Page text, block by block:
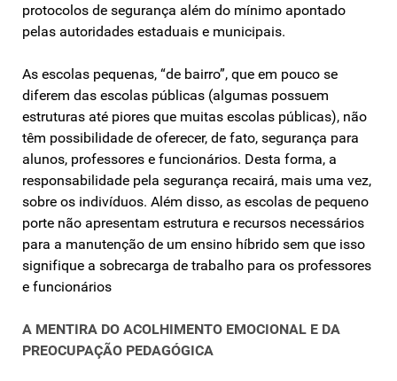
protocolos de segurança além do mínimo apontado
pelas autoridades estaduais e municipais.
As escolas pequenas, “de bairro”, que em pouco se
diferem das escolas públicas (algumas possuem
estruturas até piores que muitas escolas públicas), não
têm possibilidade de oferecer, de fato, segurança para
alunos, professores e funcionários. Desta forma, a
responsabilidade pela segurança recairá, mais uma vez,
sobre os indivíduos. Além disso, as escolas de pequeno
porte não apresentam estrutura e recursos necessários
para a manutenção de um ensino híbrido sem que isso
signifique a sobrecarga de trabalho para os professores
e funcionários
A MENTIRA DO ACOLHIMENTO EMOCIONAL E DA
PREOCUPAÇÃO PEDAGÓGICA